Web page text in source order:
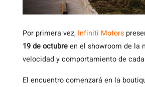
Por primera vez, Infiniti Motors
19 de octubreen el showroom de la
velocidad y comportamiento de
El encuentro comenzará en la